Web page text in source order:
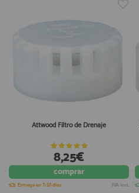
Attwood Filtro de Drenaje
8,25€
comprar
Entrega en 7-10 días IVA incl.